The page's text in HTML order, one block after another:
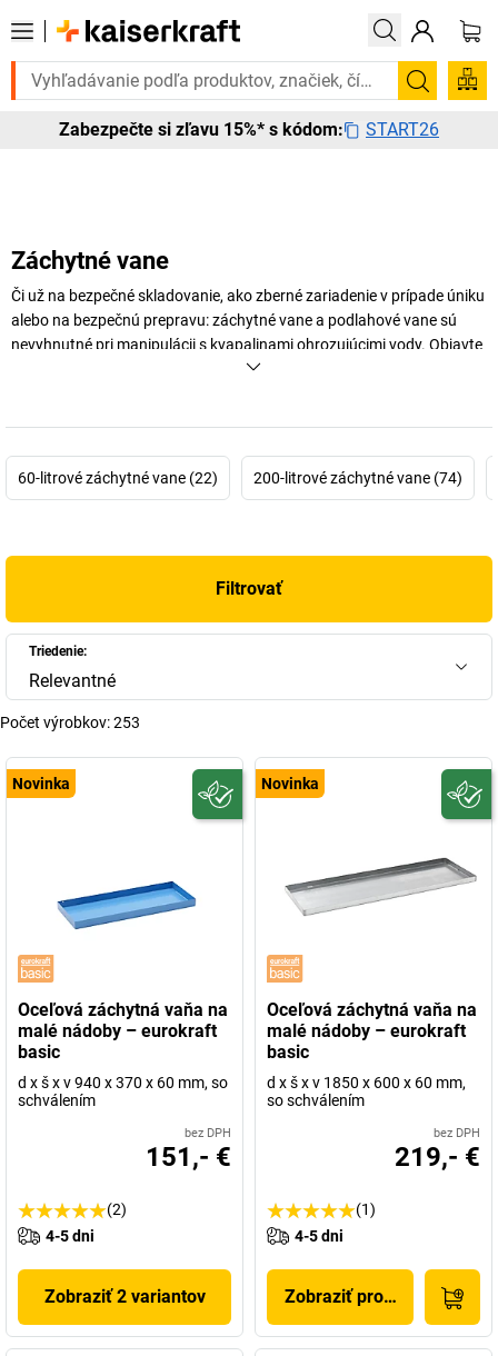
to urgentne? Vybrané bestsellery doručíme do 72 hodín. Objavte
Zabezpečte si zľavu 15%* s kódom: START26
Záchytné vane
Či už na bezpečné skladovanie, ako zberné zariadenie v prípade úniku
alebo na bezpečnú prepravu: záchytné vane a podlahové vane sú
nevyhnutné pri manipulácii s kvapalinami ohrozujúcimi vody. Objavte
kaiserkraft
+Zobraziť viac
60-litrové záchytné vane (22)
200-litrové záchytné vane (74)
Filtrovať
Triedenie:
Relevantné
Počet výrobkov:253
Novinka
Oceľová záchytná vaňa na
malé nádoby – eurokraft
basic
d x š x v 940 x 370 x 60 mm, so
schválením
bez DPH
151,- €
(2)
4-5 dni
Zobraziť 2 variantov
Novinka
Oceľová záchytná vaňa na
malé nádoby – eurokraft
basic
d x š x v 1850 x 600 x 60 mm,
so schválením
bez DPH
219,- €
(1)
4-5 dni
Zobraziť produkt